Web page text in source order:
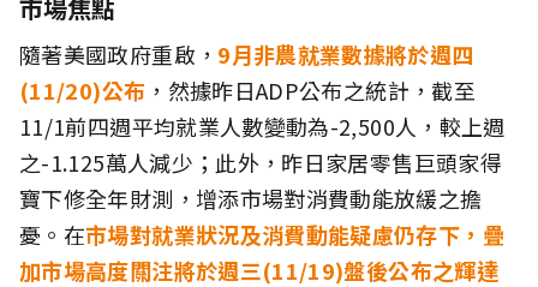
市場焦點
隨著美國政府重啟， 9月非農就業數據將於週四
(11/20)公布 ，然據昨日ADP公布之統計，截至
11/1前四週平均就業人數變動為-2,500人，較上週
之-1.125萬人減少；此外，昨日家居零售巨頭家得
寶下修全年財測，增添市場對消費動能放緩之擔
憂。在市場對就業狀況及消費動能疑慮仍存下，疊
加市場高度關注將於週三(11/19)盤後公布之輝達